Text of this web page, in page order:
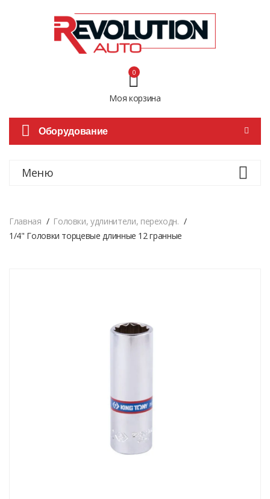
Моя корзина
0
Оборудование
Меню
Главная
Головки, удлинители, переходн.
1/4" Головки торцевые длинные 12 гранные